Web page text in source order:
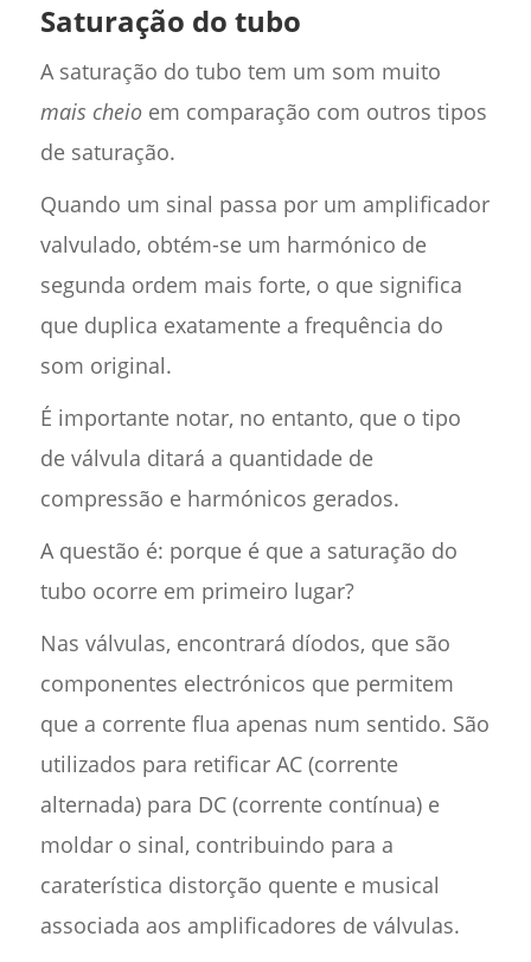
Saturação do tubo
A saturação do tubo tem um som muito
mais cheioem comparação com outros tipos
de saturação.
Quando um sinal passa por um amplificador
valvulado, obtém-se um harmónico de
segunda ordem mais forte, o que significa
que duplica exatamente a frequência do
som original.
É importante notar, no entanto, que o tipo
de válvula ditará a quantidade de
compressão e harmónicos gerados.
A questão é: porque é que a saturação do
tubo ocorre em primeiro lugar?
Nas válvulas, encontrará díodos, que são
componentes electrónicos que permitem
que a corrente flua apenas num sentido. São
utilizados para retificar AC (corrente
alternada) para DC (corrente contínua) e
moldar o sinal, contribuindo para a
caraterística distorção quente e musical
associada aos amplificadores de válvulas.